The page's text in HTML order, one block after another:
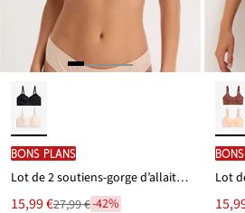
BONS PLANS
Lot de 2 soutiens-gorge d’allaitement sans armatures
Le
15,99 €27,99 €-42%
Le